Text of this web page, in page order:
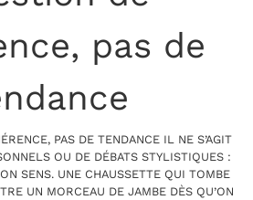
pas de
PAS DE TENDANCE IL NE S’AGIT
OU DE DÉBATS STYLISTIQUES :
SENS. UNE CHAUSSETTE QUI TOMBE
UN MORCEAU DE JAMBE DÈS QU’ON